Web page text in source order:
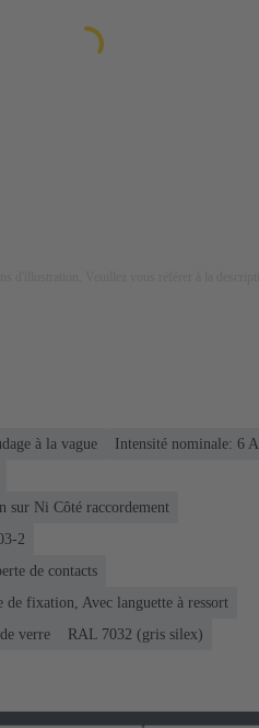
à la vague
Intensité nominale: ‌6 A
sur Ni Côté raccordement
2
de contacts
fixation, Avec languette à ressort
verre
RAL 7032 (gris silex)